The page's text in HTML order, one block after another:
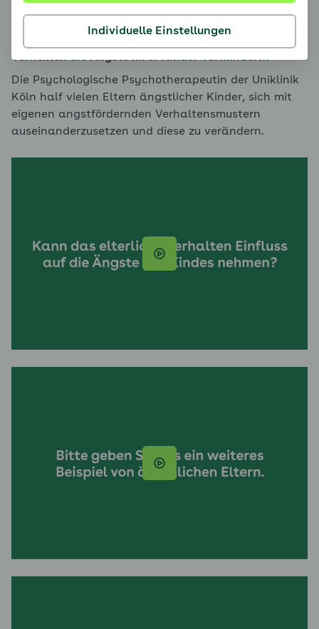
Das Verhalten von Eltern kann die Entwicklung von
Kinderängsten begünstigen. Doch auch das
Verhalten die Ängste ihrer Kinder vermindern!
Die Psychologische Psychotherapeutin der Uniklinik
Köln half vielen Eltern ängstlicher Kinder, sich mit
eigenen angstfördernden Verhaltensmustern
auseinanderzusetzen und diese zu verändern.
Individuelle Einstellungen